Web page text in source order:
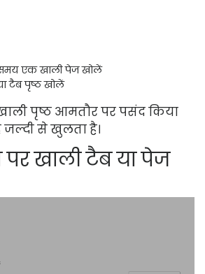
एक खाली पेज खोलें
टैब पृष्ठ खोलें
पृष्ठ आमतौर पर पसंद किया
जल्दी से खुलता है।
खाली टैब या पेज